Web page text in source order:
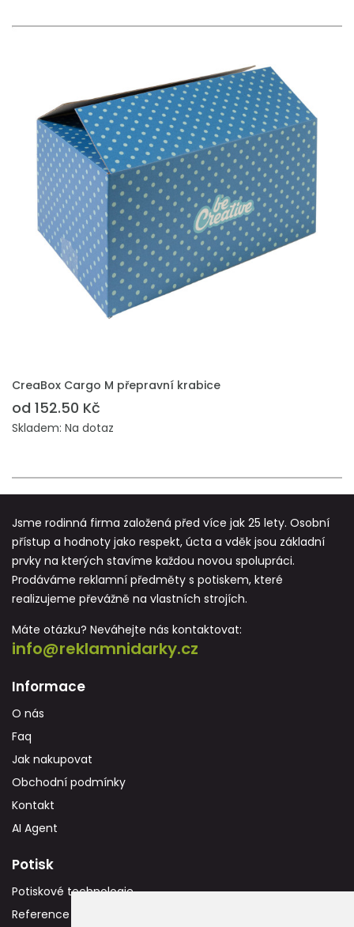
CreaBox Cargo M přepravní krabice
od 152.50 Kč
Skladem: Na dotaz
Jsme rodinná firma založená před více jak 25 lety. Osobní
přístup a hodnoty jako respekt, úcta a vděk jsou základní
prvky na kterých stavíme každou novou spolupráci.
Prodáváme reklamní předměty s potiskem, které
realizujeme převážně na vlastních strojích.
Máte otázku? Neváhejte nás kontaktovat:
info@reklamnidarky.cz
Informace
O nás
Faq
Jak nakupovat
Obchodní podmínky
Kontakt
AI Agent
Potisk
Potiskové technologie
Reference